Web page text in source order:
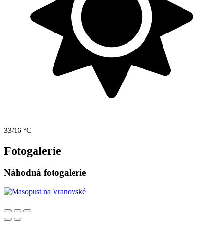
33/16 °C
Fotogalerie
Náhodná fotogalerie